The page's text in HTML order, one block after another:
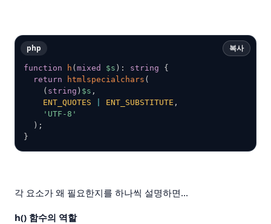
function h ( mixed $s ) : string
{
return
htmlspecialchars (
( string ) $s ,
ENT_QUOTES
ENT_SUBSTITUTE ,
'UTF-8'
) ;
}
php 복사
각 요소가 왜 필요한지를 하나씩 설명하면...
h() 함수의 역할